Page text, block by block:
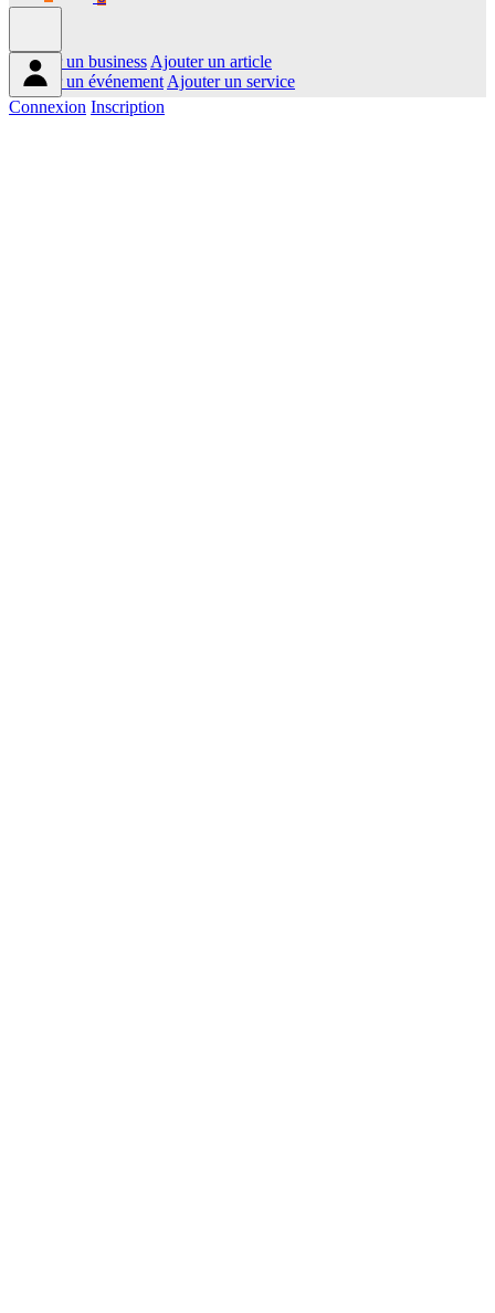
Ajouter un business Ajouter un article
Ajouter un événement Ajouter un service
Connexion Inscription